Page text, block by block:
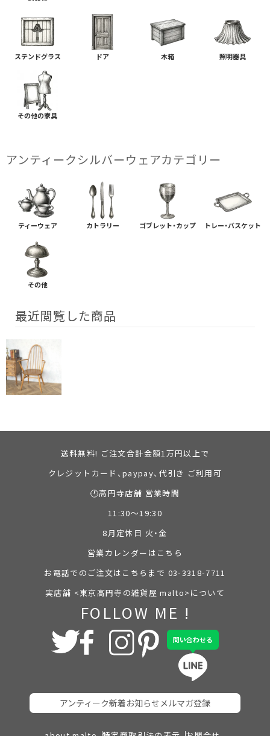
ステンドグラス ドア 木箱 照明器具
その他の家具
アンティークシルバーウェアカテゴリー
ティーウェア カトラリー ゴブレット・カップ トレー・バスケット
その他
最近閲覧した商品
送料無料! ご注文合計金額1万円以上で
クレジットカード、paypay、代引き ご利用可
🕐高円寺店舗 営業時間
11:30～19:30
8月定休日 火・金
営業カレンダーはこちら
お電話でのご注文はこちらまで 03-3318-7711
実店舗 <東京高円寺の雑貨屋 malto>について
FOLLOW ME !
問い合わせる
アンティーク新着お知らせメルマガ登録